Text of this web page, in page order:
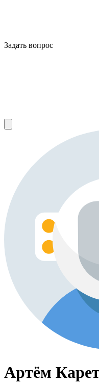
Задать вопрос
Артём